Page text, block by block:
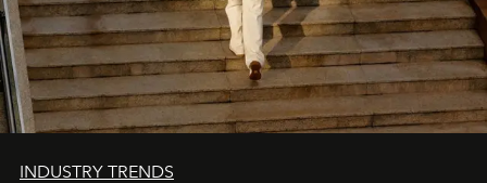
INDUSTRY TRENDS